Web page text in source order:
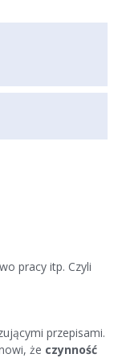
pracy itp. Czyli
przepisami.
że czynność